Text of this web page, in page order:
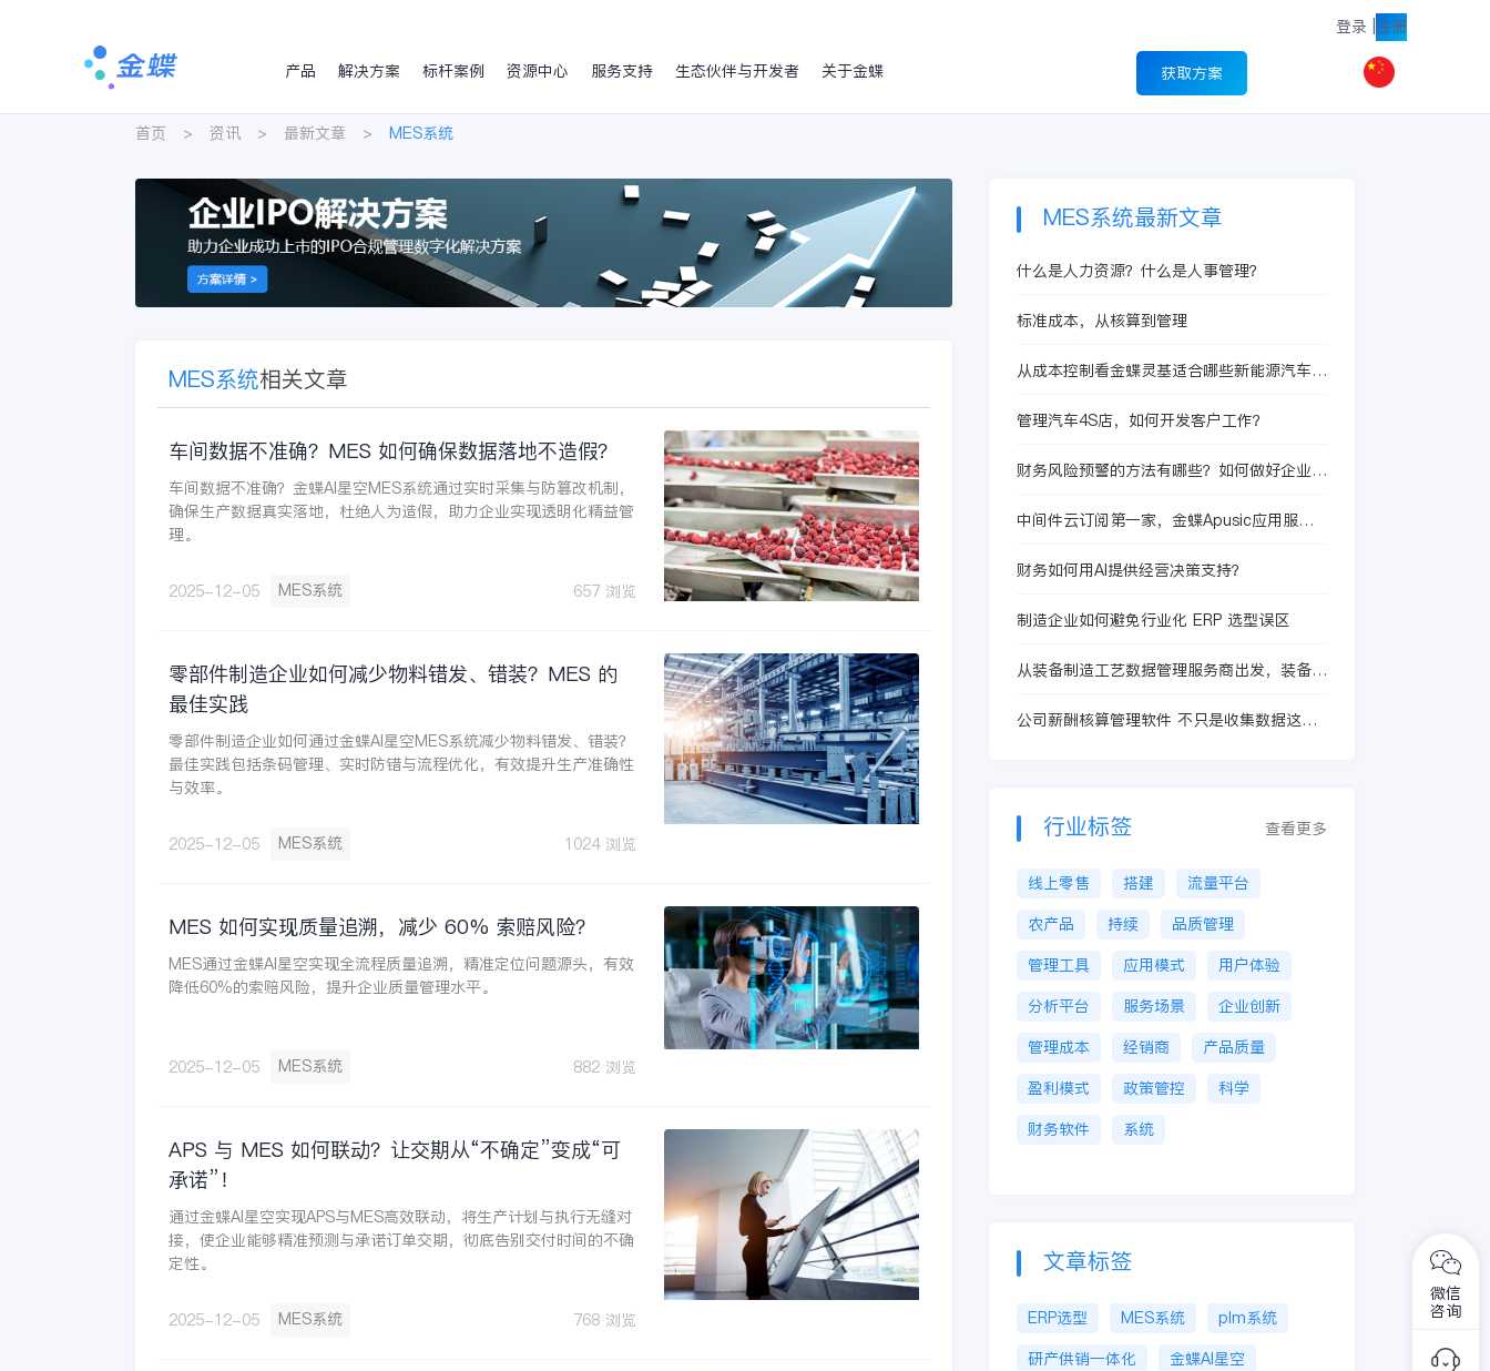
登录 注册
产品
解决方案 标杆案例 资源中心 服务支持 生态伙伴与开发者 关于金蝶 获取方案
首页 > 资讯 > 最新文章 > MES系统
MES系统相关文章
车间数据不准确？MES 如何确保数据落地不造假？
车间数据不准确？金蝶AI星空MES系统通过实时采集与防篡改机制，
确保生产数据真实落地，杜绝人为造假，助力企业实现透明化精益管
理。
2025-12-05 MES系统 657 浏览
零部件制造企业如何减少物料错发、错装？MES 的
最佳实践
零部件制造企业如何通过金蝶AI星空MES系统减少物料错发、错装？
最佳实践包括条码管理、实时防错与流程优化，有效提升生产准确性
与效率。
2025-12-05 MES系统 1024 浏览
MES 如何实现质量追溯，减少 60% 索赔风险？
MES通过金蝶AI星空实现全流程质量追溯，精准定位问题源头，有效
降低60%的索赔风险，提升企业质量管理水平。
2025-12-05 MES系统 882 浏览
APS 与 MES 如何联动？让交期从“不确定”变成“可
承诺”！
通过金蝶AI星空实现APS与MES高效联动，将生产计划与执行无缝对
接，使企业能够精准预测与承诺订单交期，彻底告别交付时间的不确
定性。
2025-12-05 MES系统 768 浏览
MES系统最新文章
什么是人力资源？什么是人事管理？
标准成本，从核算到管理
从成本控制看金蝶灵基适合哪些新能源汽车企
管理汽车4S店，如何开发客户工作？
财务风险预警的方法有哪些？如何做好企业财
中间件云订阅第一家，金蝶Apusic应用服务
财务如何用AI提供经营决策支持？
制造企业如何避免行业化 ERP 选型误区
从装备制造工艺数据管理服务商出发，装备制
公司薪酬核算管理软件 不只是收集数据这么
行业标签 查看更多
线上零售 搭建
流量平台
农产品
持续
品质管理
管理工具
应用模式
用户体验
分析平台
服务场景
企业创新
管理成本
经销商
产品质量
盈利模式
政策管控
科学
财务软件
系统
文章标签
ERP选型 MES系统
plm系统
研产供销一体化
金蝶AI星空
微信
咨询